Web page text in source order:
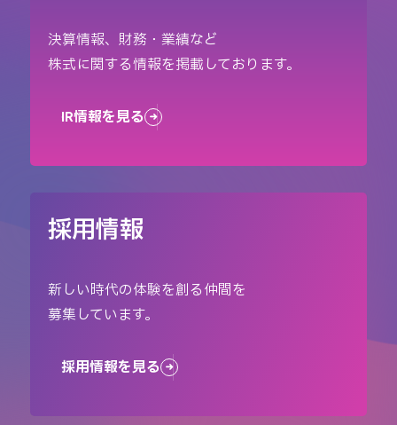
決算情報、財務・業績など
株式に関する情報を掲載しております。
IR情報を見る
採用情報
新しい時代の体験を創る仲間を
募集しています。
採用情報を見る